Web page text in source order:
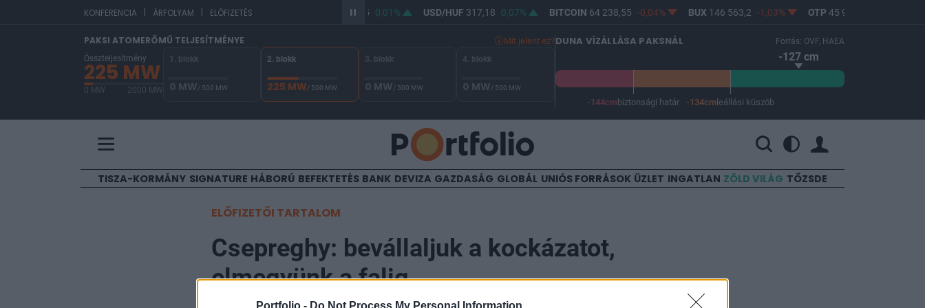
Portfolio - Do Not Process My Personal Information
KONFERENCIA | ÁRFOLYAM | ELŐFIZETÉS 365,45 0,01% USD/HUF317,18 0,07% BITCOIN 64 238,55 -0,04% BUX146 563,2 -1,03% OTP 45 900
PAKSI ATOMERŐMŰ TELJESÍTMÉNYE Mit jelent ez?
Összteljesítmény
225 MW
0 MW 2000 MW
1. blokk
0 MW/ 500 MW
2. blokk
225 MW/ 500 MW
3. blokk
0 MW/ 500 MW
4. blokk
0 MW/ 500 MW
DUNA VÍZÁLLÁSA PAKSNÁL Forrás: OVF, HAEA
-127 cm
-144cm biztonsági határ -134cm leállási küszöb
TISZA-KORMÁNY SIGNATURE HÁBORÚ BEFEKTETÉS BANK DEVIZA GAZDASÁG GLOBÁL UNIÓS FORRÁSOK ÜZLET INGATLAN ZÖLD VILÁG TŐZSDE
ELŐFIZETŐI TARTALOM
Csepreghy: bevállaljuk a kockázatot,
elmegyünk a falig